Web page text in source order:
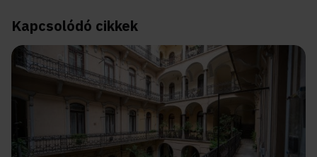
Kapcsolódó cikkek